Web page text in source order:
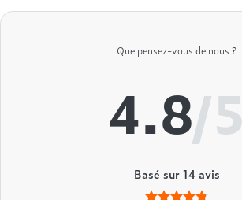
Que pensez-vous de nous ?
4.8/5
Basé sur14 avis